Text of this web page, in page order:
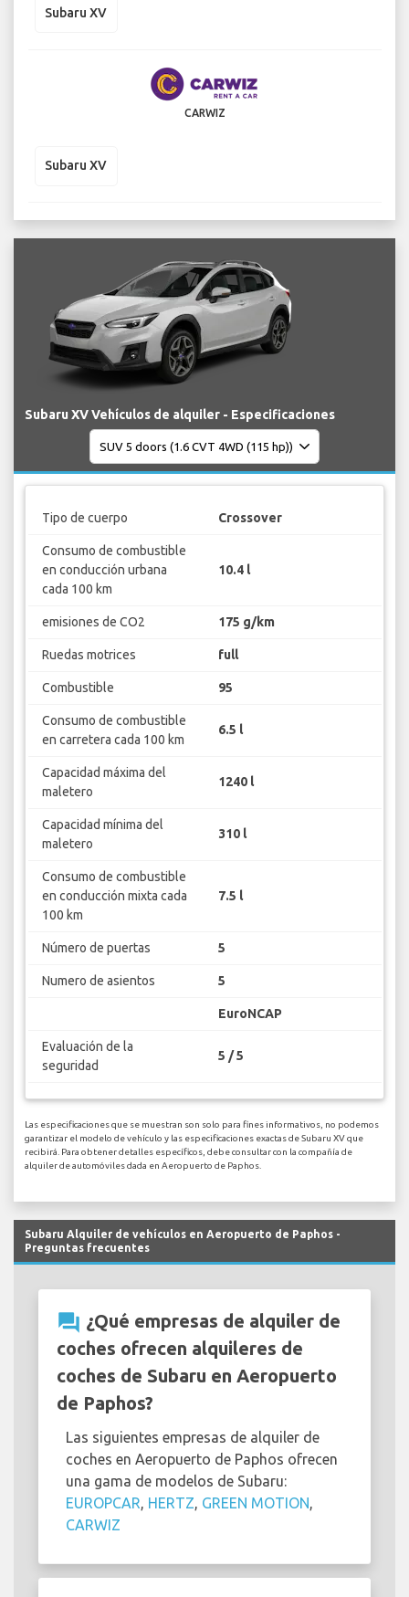
Subaru XV
CARWIZ
Subaru XV
Subaru XV Vehículos de alquiler - Especificaciones
Tipo de cuerpo Crossover
Consumo de combustible
en conducción urbana
cada 100 km
10.4 l
emisiones de CO2 175 g/km
Ruedas motrices full
Combustible 95
Consumo de combustible
en carretera cada 100 km
6.5 l
Capacidad máxima del
maletero
1240 l
Capacidad mínima del
maletero
310 l
Consumo de combustible
en conducción mixta cada
100 km
7.5 l
Número de puertas 5
Numero de asientos 5
EuroNCAP
Evaluación de la
seguridad
5 / 5
Las especificaciones que se muestran son solo para fines informativos, no podemos
garantizar el modelo de vehículo y las especificaciones exactas de Subaru XV que
recibirá. Para obtener detalles específicos, debe consultar con la compañía de
alquiler de automóviles dada en Aeropuerto de Paphos.
Subaru Alquiler de vehículos en Aeropuerto de Paphos -
Preguntas frecuentes
question_answer ¿Qué empresas de alquiler de
coches ofrecen alquileres de
coches de Subaru en Aeropuerto
de Paphos?
Las siguientes empresas de alquiler de
coches en Aeropuerto de Paphos ofrecen
una gama de modelos de Subaru:
EUROPCAR, HERTZ, GREEN MOTION,
CARWIZ